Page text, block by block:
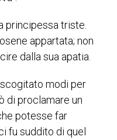
principessa triste.
appartata; non
dalla sua apatia.
modi per
di proclamare un
potesse far
fu suddito di quel